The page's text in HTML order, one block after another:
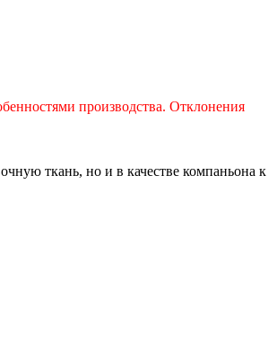
производства. Отклонения
ткань, но и в качестве компаньона к